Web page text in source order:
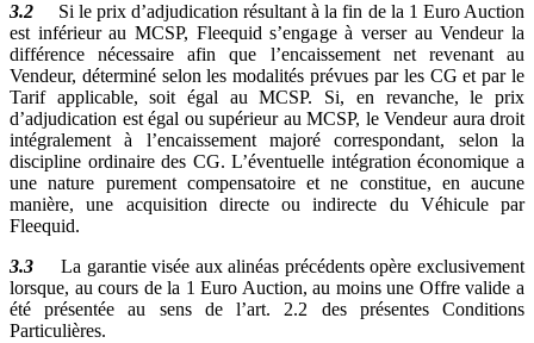
3.2
Si le prix d’adjudication résultant à la fin de la 1 Euro Auction
est inférieur au MCSP, Fleequid s’engage à verser au Vendeur la
différence nécessaire afin que l’encaissement net revenant au
Vendeur, déterminé selon les modalités prévues par les CG et par le
Tarif applicable, soit égal au MCSP. Si, en revanche, le prix
d’adjudication est égal ou supérieur au MCSP, le Vendeur aura droit
intégralement à l’encaissement majoré correspondant, selon la
discipline ordinaire des CG. L’éventuelle intégration économique a
une nature purement compensatoire et ne constitue, en aucune
manière, une acquisition directe ou indirecte du Véhicule par
Fleequid.
3.3
La garantie visée aux alinéas précédents opère exclusivement
lorsque, au cours de la 1 Euro Auction, au moins une Offre valide a
été présentée au sens de l’art. 2.2 des présentes Conditions
Particulières.